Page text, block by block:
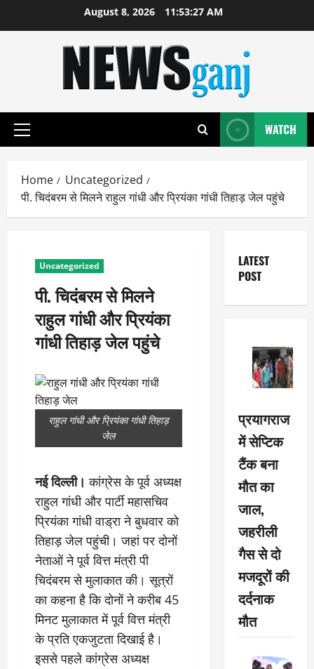
August 8, 2026 11:53:28 AM
Primary
WATCH
Home
Uncategorized
पी. चिदंबरम से मिलने राहुल गांधी और प्रियंका गांधी तिहाड़ जेल पहुंचे
Uncategorized
पी. चिदंबरम से मिलने
राहुल गांधी और प्रियंका
गांधी तिहाड़ जेल पहुंचे
राहुल गांधी और प्रियंका गांधी तिहाड़
जेल
नई दिल्ली। कांग्रेस के पूर्व अध्यक्ष
राहुल गांधी और पार्टी महासचिव
प्रियंका गांधी वाड्रा ने बुधवार को
तिहाड़ जेल पहुंची। जहां पर दोनों
नेताओं ने पूर्व वित्त मंत्री पी
चिदंबरम से मुलाकात की। सूत्रों
का कहना है कि दोनों ने करीब 45
मिनट मुलाकात में पूर्व वित्त मंत्री
के प्रति एकजुटता दिखाई है।
इससे पहले कांग्रेस अध्यक्ष
LATEST
POST
प्रयागराज
में सेप्टिक
टैंक बना
मौत का
जाल,
जहरीली
गैस से दो
मजदूरों की
दर्दनाक
मौत